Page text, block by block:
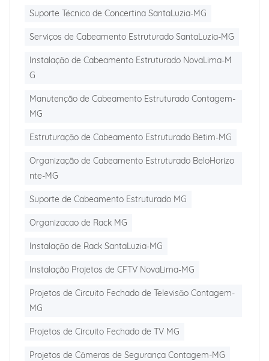
Suporte Técnico de Concertina SantaLuzia-MG
Serviços de Cabeamento Estruturado SantaLuzia-MG
Instalação de Cabeamento Estruturado NovaLima-M
G
Manutenção de Cabeamento Estruturado Contagem-
MG
Estruturação de Cabeamento Estruturado Betim-MG
Organização de Cabeamento Estruturado BeloHorizo
nte-MG
Suporte de Cabeamento Estruturado MG
Organizacao de Rack MG
Instalação de Rack SantaLuzia-MG
Instalação Projetos de CFTV NovaLima-MG
Projetos de Circuito Fechado de Televisão Contagem-
MG
Projetos de Circuito Fechado de TV MG
Projetos de Câmeras de Segurança Contagem-MG